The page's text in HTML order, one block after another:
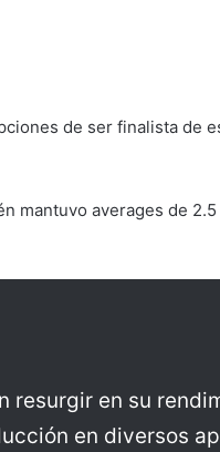
de ser finalista de
mantuvo averages de
resurgir en su
en diversos